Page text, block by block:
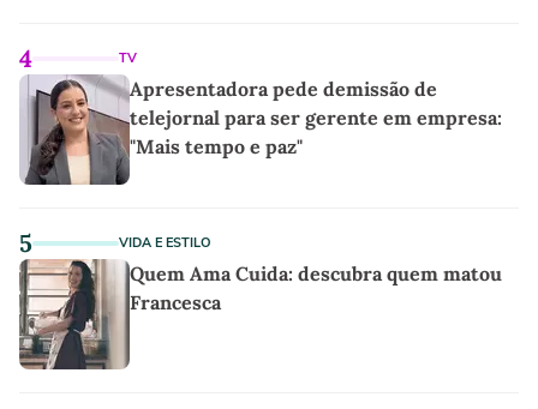
4 TV
Apresentadora pede demissão de
telejornal para ser gerente em empresa:
"Mais tempo e paz"
5 VIDA E ESTILO
Quem Ama Cuida: descubra quem matou
Francesca